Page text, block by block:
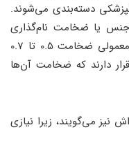
دسته‌بندی می‌شوند.
جنس یا ضخامت نام‌گذاری
می‌شوند. به عنوان مثال به لمینت‌های معمولی ضخامت 0.5 تا 0.7
قرار دارند که ضخامت آن‌ها
نیز می‌گویند، زیرا نیازی